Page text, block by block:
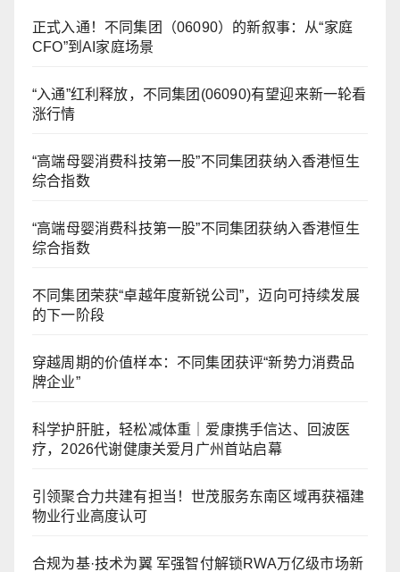
正式入通！不同集团（06090）的新叙事：从“家庭
CFO”到AI家庭场景
“入通”红利释放，不同集团(06090)有望迎来新一轮看
涨行情
“高端母婴消费科技第一股”不同集团获纳入香港恒生
综合指数
“高端母婴消费科技第一股”不同集团获纳入香港恒生
综合指数
不同集团荣获“卓越年度新锐公司”，迈向可持续发展
的下一阶段
穿越周期的价值样本：不同集团获评“新势力消费品
牌企业”
科学护肝脏，轻松减体重｜爱康携手信达、回波医
疗，2026代谢健康关爱月广州首站启幕
引领聚合力共建有担当！世茂服务东南区域再获福建
物业行业高度认可
合规为基·技术为翼 军强智付解锁RWA万亿级市场新